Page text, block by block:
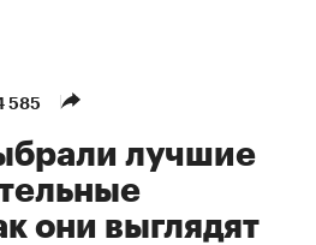
585
лучшие
они выглядят